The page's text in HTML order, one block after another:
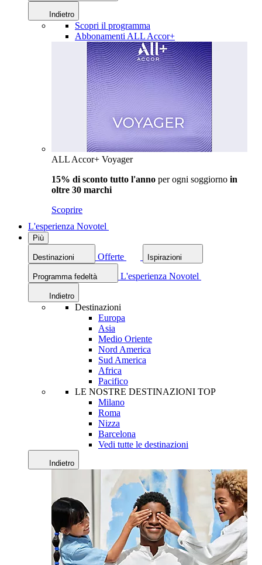
Indietro
Scopri il programma
Abbonamenti ALL Accor+
ALL Accor+ Voyager
15% di sconto tutto l'anno per ogni soggiorno in
oltre 30 marchi
Scoprire
L'esperienza Novotel
Più
Destinazioni Offerte Ispirazioni
Programma fedeltà L'esperienza Novotel
Indietro
Destinazioni
Europa
Asia
Medio Oriente
Nord America
Sud America
Africa
Pacifico
LE NOSTRE DESTINAZIONI TOP
Milano
Roma
Nizza
Barcelona
Vedi tutte le destinazioni
Indietro